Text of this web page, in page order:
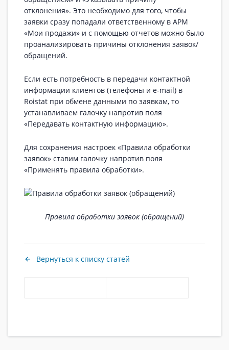
отклонения». Это необходимо для того, чтобы
заявки сразу попадали ответственному в АРМ
«Мои продажи» и с помощью отчетов можно было
проанализировать причины отклонения заявок/
обращений.
Если есть потребность в передачи контактной
информации клиентов (телефоны и e-mail) в
Roistat при обмене данными по заявкам, то
устанавливаем галочку напротив поля
«Передавать контактную информацию».
Для сохранения настроек «Правила обработки
заявок» ставим галочку напротив поля
«Применять правила обработки».
Правила обработки заявок (обращений)
Вернуться к списку статей